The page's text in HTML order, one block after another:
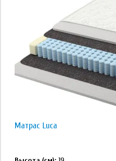
кокосовая койра
латекс
Memory Foam
Применить
Матрас Luca